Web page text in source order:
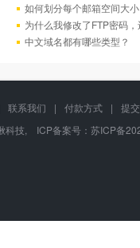
如何划分每个邮箱空间大
为什么我修改了FTP密码
中文域名都有哪些类型？
联系我们 | 付款方式 |
提
科技, ICP备案号： 苏ICP备